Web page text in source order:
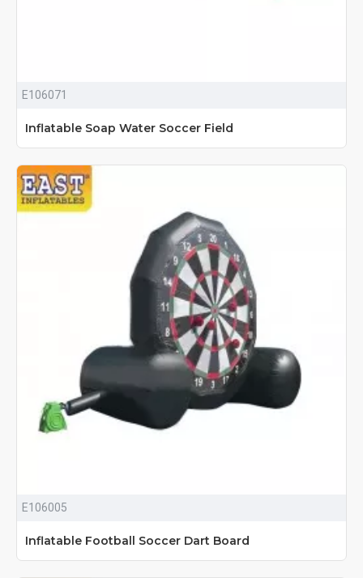
E106071
Inflatable Soap Water Soccer Field
E106005
Inflatable Football Soccer Dart Board